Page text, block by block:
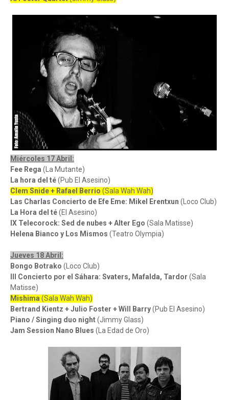
Miércoles 17 Abril:
Fee Rega (La Mutante)
La hora del té(Pub El Asesino)
Clem Snide + Rafael Berrio (Sala Wah Wah)
Las Charlas Concierto de Efe Eme: Mikel Erentxun (Loco Club)
La Hora del té(El Asesino)
IX Telecorock: Sed de nubes + Alter Ego (Sala Matisse)
Helena Bianco y Los Mismos (Teatro Olympia)
Jueves 18 Abril:
Bongo Botrako (Loco Club)
III Concierto por el Sáhara: Svaters, Mafalda, Tardor (Sala
Matisse)
Mishima (Sala Wah Wah)
Bertrand Kientz + Julio Foster + Will Barry(Pub El Asesino)
Piano / Singing duo night(Jimmy Glass)
Jam Session Nano Blues (La Edad de Oro)